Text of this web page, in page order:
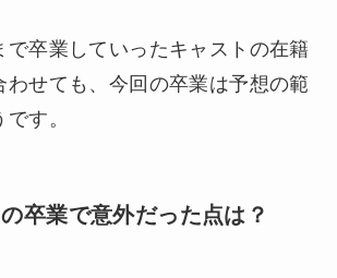
で卒業していったキャストの在籍
わせても、今回の卒業は予想の範
す。
の卒業で意外だった点は？